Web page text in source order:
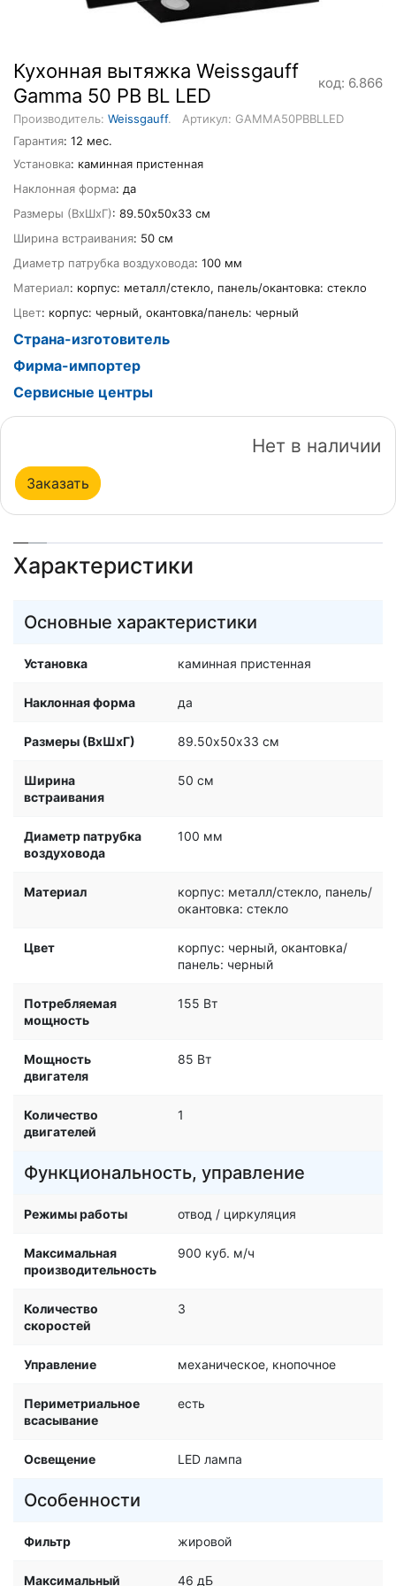
Кухонная вытяжка Weissgauff
Gamma 50 PB BL LED
код: 6.866
Производитель: Weissgauff.
Артикул: GAMMA50PBBLLED
Гарантия: 12 мес.
Установка: каминная пристенная
Наклонная форма: да
Размеры (ВхШхГ): 89.50х50х33 см
Ширина встраивания: 50 см
Диаметр патрубка воздуховода: 100 мм
Материал: корпус: металл/стекло, панель/окантовка: стекло
Цвет: корпус: черный, окантовка/панель: черный
Страна-изготовитель
Фирма-импортер
Сервисные центры
Нет в наличии
Заказать
Характеристики
Основные характеристики
Установка каминная пристенная
Наклонная форма да
Размеры (ВхШхГ) 89.50х50х33 см
Ширина
встраивания
50 см
Диаметр патрубка
воздуховода
100 мм
Материал
корпус: металл/стекло, панель/
окантовка: стекло
Цвет
корпус: черный, окантовка/
панель: черный
Потребляемая
мощность
155 Вт
Мощность
двигателя
85 Вт
Количество
двигателей
1
Функциональность, управление
Режимы работы отвод / циркуляция
Максимальная
производительность
900 куб. м/ч
Количество
скоростей
3
Управление механическое, кнопочное
Периметриальное
всасывание
есть
Освещение LED лампа
Особенности
Фильтр жировой
Максимальный 46 дБ